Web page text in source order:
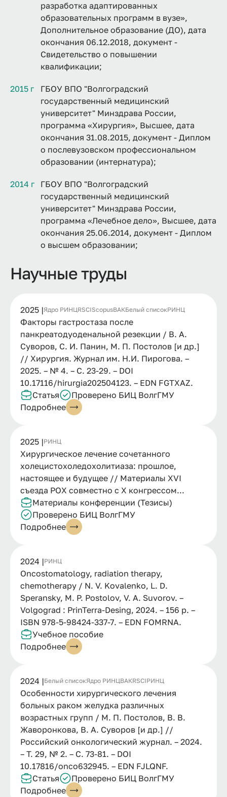
разработка адаптированных
образовательных программ в вузе»,
Дополнительное образование (ДО), дата
окончания 06.12.2018, документ -
Свидетельство о повышении
квалификации;
2015 г
ГБОУ ВПО "Волгоградский
государственный медицинский
университет" Минздрава России,
программа «Хирургия», Высшее, дата
окончания 31.08.2015, документ - Диплом
о послевузовском профессиональном
образовании (интернатура);
2014 г
ГБОУ ВПО "Волгоградский
государственный медицинский
университет" Минздрава России,
программа «Лечебное дело», Высшее, дата
окончания 25.06.2014, документ - Диплом
о высшем образовании;
Научные труды
2025 |Ядро РИНЦRSCIScopusВАКБелый списокРИНЦ
Факторы гастростаза после
панкреатодуоденальной резекции / В. А.
Суворов, С. И. Панин, М. П. Постолов [и др.]
// Хирургия. Журнал им. Н.И. Пирогова. –
2025. – № 4. – С. 23-29. – DOI
10.17116/hirurgia202504123. – EDN FGTXAZ.
Статья
Проверено БИЦ ВолгГМУ
Подробнее
2025 |РИНЦ
Хирургическое лечение сочетанного
холецистохоледохолитиаза: прошлое,
настоящее и будущее // Материалы XVI
съезда РОХ совместно с X конгрессом...
Материалы конференции (Тезисы)
Проверено БИЦ ВолгГМУ
Подробнее
2024 |РИНЦ
Oncostomatology, radiation therapy,
chemotherapy / N. V. Kovalenko, L. D.
Speransky, M. P. Postolov, V. A. Suvorov. –
Volgograd : PrinTerra-Desing, 2024. – 156 p. –
ISBN 978-5-98424-337-7. – EDN FOMRNA.
Учебное пособие
Подробнее
2024 |Белый списокЯдро РИНЦВАКRSCIРИНЦ
Особенности хирургического лечения
больных раком желудка различных
возрастных групп / М. П. Постолов, В. В.
Жаворонкова, В. А. Суворов [и др.] //
Российский онкологический журнал. – 2024.
– Т. 29, № 2. – С. 73-81. – DOI
10.17816/onco632945. – EDN FJLQNF.
Статья
Проверено БИЦ ВолгГМУ
Подробнее